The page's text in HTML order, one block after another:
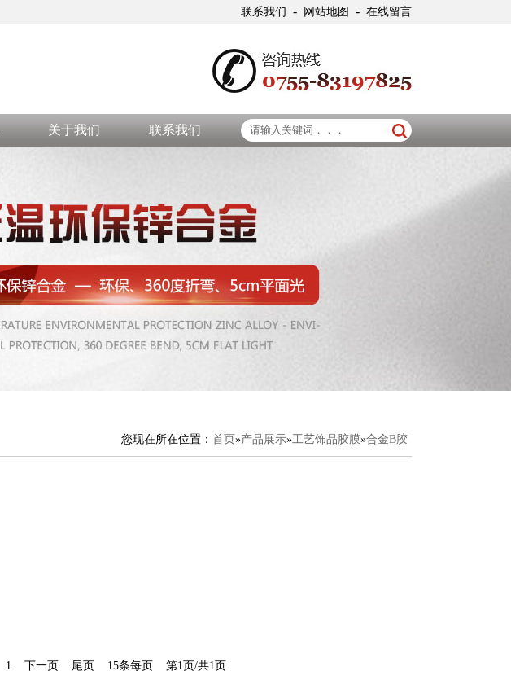
联系我们 - 网站地图 - 在线留言
关于我们 联系我们
您现在所在位置： 首页 »产品展示»工艺饰品胶膜»合金B胶
1 下一页 尾页 15条每页 第1页/共1页